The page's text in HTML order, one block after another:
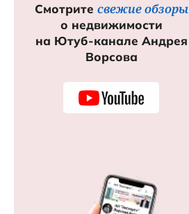
Смотрите свежие обзоры
о недвижимости
на Ютуб-канале Андрея
Ворсова